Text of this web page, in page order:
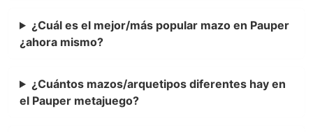
¿Cuál es el mejor/más popular mazo en Pauper
¿ahora mismo?
¿Cuántos mazos/arquetipos diferentes hay en
el Pauper metajuego?